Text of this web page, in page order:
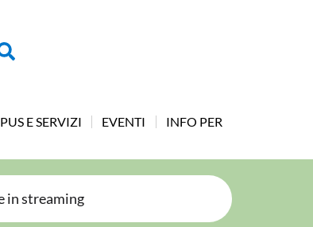
E SERVIZI EVENTI INFO PER
in streaming